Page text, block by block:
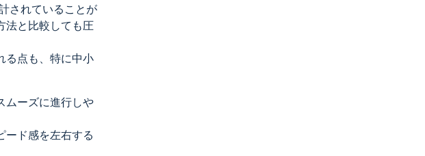
されていることが
法と比較しても圧
る点も、特に中小
ムーズに進行しや
ード感を左右する